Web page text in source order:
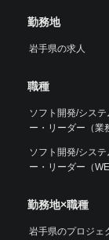
勤務地
岩手県の求人
職種
ソフト開発/シス
ー・リーダー（業
ソフト開発/シス
ー・リーダー（
勤務地×職種
岩手県のプロジェ